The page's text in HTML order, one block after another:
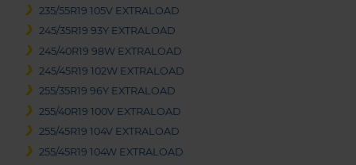
235/55R19 105V EXTRALOAD
245/35R19 93Y EXTRALOAD
245/40R19 98W EXTRALOAD
245/45R19 102W EXTRALOAD
255/35R19 96Y EXTRALOAD
255/40R19 100V EXTRALOAD
255/45R19 104V EXTRALOAD
255/45R19 104W EXTRALOAD